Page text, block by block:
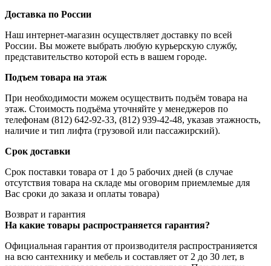
Доставка по России
Наш интернет-магазин осуществляет доставку по всей
России. Вы можете выбрать любую курьерскую службу,
представительство которой есть в вашем городе.
Подъем товара на этаж
При необходимости можем осуществить подъём товара на
этаж. Стоимость подъёма уточняйте у менеджеров по
телефонам (812) 642-92-33, (812) 939-42-48, указав этажность,
наличие и тип лифта (грузовой или пассажирский).
Срок доставки
Срок поставки товара от 1 до 5 рабочих дней (в случае
отсутствия товара на складе мы оговорим приемлемые для
Вас сроки до заказа и оплаты товара)
Возврат и гарантия
На какие товары распространяется гарантия?
Официальная гарантия от производителя распространияется
на всю сантехнику и мебель и составляет от 2 до 30 лет, в